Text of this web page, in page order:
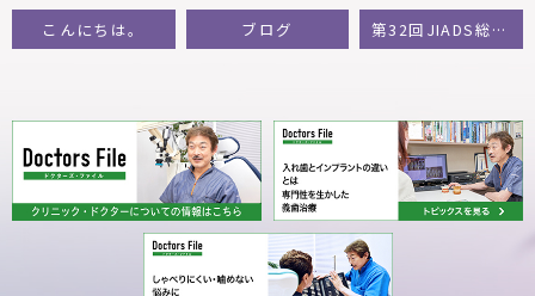
こんにちは。 ブログ 第32回JIADS総会・学術大会に参加してきました